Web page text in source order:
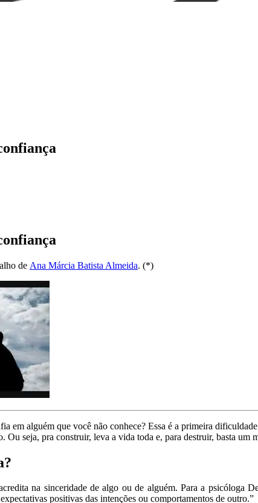
de Ana Márcia Batista Almeida. (*)
em alguém que você não conhece? Essa é a primeira
Ou seja, pra construir, leva a vida toda e, para destruir, basta
na sinceridade de algo ou de alguém. Para a psicóloga
positivas das intenções ou comportamentos de outro.”